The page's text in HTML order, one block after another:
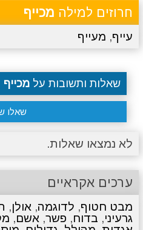
חרוזים למילה מכייף
עייף, מעייף
שאלות ותשובות על מכייף
שאלו
לא נמצאו שאלות.
ערכים אקראיים
מבט חטוף, לדוגמה, אולן,
גרעיני, בדוח, פשר, אשם,